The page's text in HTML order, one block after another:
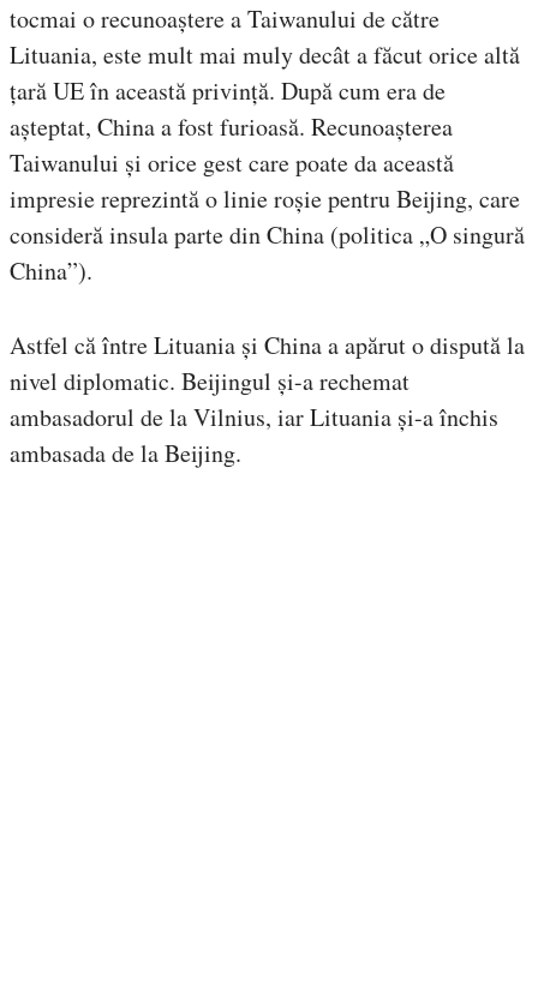
tocmai o recunoaștere a Taiwanului de către
Lituania, este mult mai muly decât a făcut orice altă
țară UE în această privință. După cum era de
așteptat, China a fost furioasă. Recunoașterea
Taiwanului și orice gest care poate da această
impresie reprezintă o linie roșie pentru Beijing, care
consideră insula parte din China (politica „O singură
China”).
Astfel că între Lituania și China a apărut o dispută la
nivel diplomatic. Beijingul și-a rechemat
ambasadorul de la Vilnius, iar Lituania și-a închis
ambasada de la Beijing.